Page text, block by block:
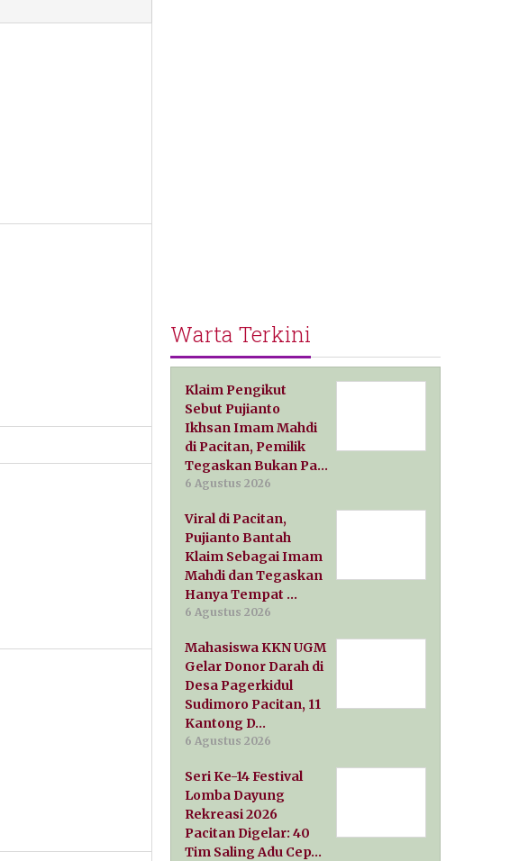
Warta Terkini
Klaim Pengikut
Sebut Pujianto
Ikhsan Imam Mahdi
di Pacitan, Pemilik
Tegaskan Bukan Pa…
6 Agustus 2026
Viral di Pacitan,
Pujianto Bantah
Klaim Sebagai Imam
Mahdi dan Tegaskan
Hanya Tempat …
6 Agustus 2026
Mahasiswa KKN UGM
Gelar Donor Darah di
Desa Pagerkidul
Sudimoro Pacitan, 11
Kantong D…
6 Agustus 2026
Seri Ke-14 Festival
Lomba Dayung
Rekreasi 2026
Pacitan Digelar: 40
Tim Saling Adu Cep…